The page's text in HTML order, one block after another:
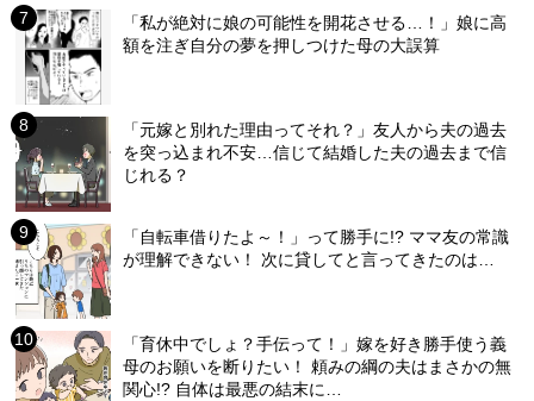
「私が絶対に娘の可能性を開花させる…！」娘に高
額を注ぎ自分の夢を押しつけた母の大誤算
「元嫁と別れた理由ってそれ？」友人から夫の過去
を突っ込まれ不安…信じて結婚した夫の過去まで信
じれる？
「自転車借りたよ～！」って勝手に!? ママ友の常識
が理解できない！ 次に貸してと言ってきたのは…
「育休中でしょ？手伝って！」嫁を好き勝手使う義
母のお願いを断りたい！ 頼みの綱の夫はまさかの無
関心!? 自体は最悪の結末に…